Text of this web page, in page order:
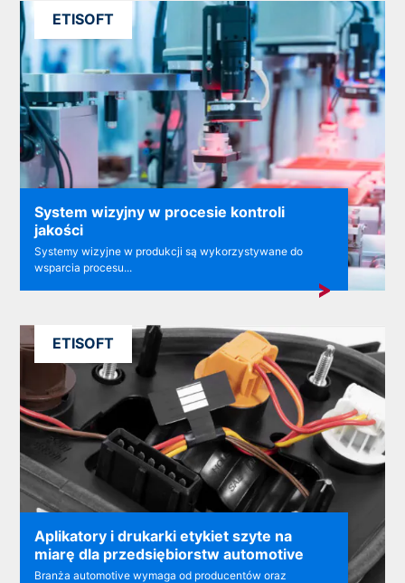
System wizyjny w procesie kontroli
jakości
Systemy wizyjne w produkcji są wykorzystywane do
wsparcia procesu...
ETISOFT
Aplikatory i drukarki etykiet szyte na
miarę dla przedsiębiorstw automotive
Branża automotive wymaga od producentów oraz
ETISOFT